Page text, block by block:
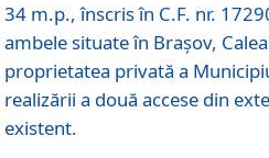
34 m.p., înscris în C.F. nr.
ambele situate în Brașov,
proprietatea privată a
realizării a două accese din
existent.